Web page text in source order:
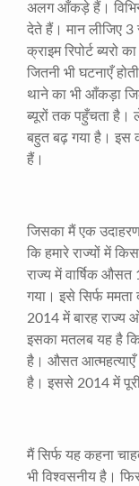
अलग आँकड़े हैं।
देते हैं। मान लीजिए 3
क्राइम रिपोर्ट
जितनी भी घटनाएँ
थाने का भी आँकड़ा
ब्यूरों तक पहुँचता है।
बहुत बढ़ गया है।
हैं।
जिसका मैं एक
कि हमारे राज्यों में
राज्य में वार्षिक औसत
गया। इसे सिर्फ ममता
2014 में बारह राज्य
इसका मतलब यह है
है। औसत आत्महत्याएँ
है। इससे 2014 में
मैं सिर्फ यह कहना
भी विश्वसनीय है।